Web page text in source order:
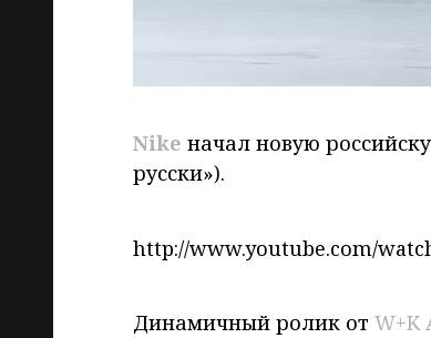
Nike начал новую
русски»).
http://www.youtube.com/
Динамичный ролик от W+K